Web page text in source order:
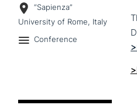
“Sapienza”
University of Rome, Italy
Conference